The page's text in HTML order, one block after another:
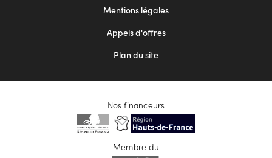
Mentions légales
Appels d'offres
Plan du site
Nos financeurs
Membre du